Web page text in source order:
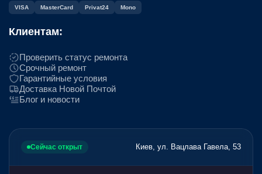
VISA MasterCard Privat24 Mono
Клиентам:
Проверить статус ремонта
Срочный ремонт
Гарантийные условия
Доставка Новой Почтой
Блог и новости
Сейчас открыт Киев, ул. Вацлава Гавела, 53